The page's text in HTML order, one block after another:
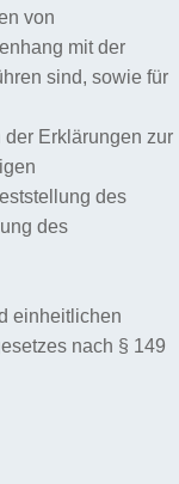
von
mit der
sind, sowie für
der Erklärungen zur
des
des
einheitlichen
nach § 149